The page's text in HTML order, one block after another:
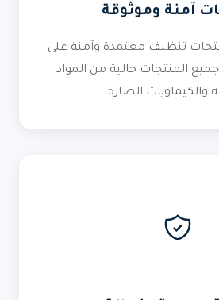
آمنة وموثوقة
تنظيف معتمدة وآمنة على
المنتجات خالية من المواد
والكيماويات الضارة.